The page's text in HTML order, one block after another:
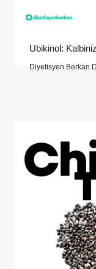
Ubikinol:
Diyetisyen Berkan